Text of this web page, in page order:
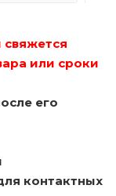
или сроки
его
контактных